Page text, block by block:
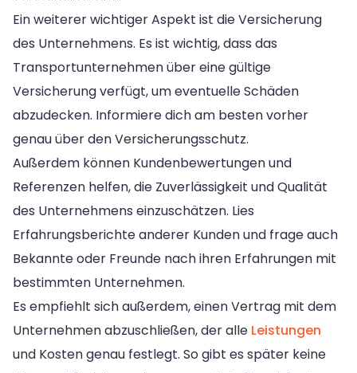
Ein weiterer wichtiger Aspekt ist die Versicherung
des Unternehmens. Es ist wichtig, dass das
Transportunternehmen über eine gültige
Versicherung verfügt, um eventuelle Schäden
abzudecken. Informiere dich am besten vorher
genau über den Versicherungsschutz.
Außerdem können Kundenbewertungen und
Referenzen helfen, die Zuverlässigkeit und Qualität
des Unternehmens einzuschätzen. Lies
Erfahrungsberichte anderer Kunden und frage auch
Bekannte oder Freunde nach ihren Erfahrungen mit
bestimmten Unternehmen.
Es empfiehlt sich außerdem, einen Vertrag mit dem
Unternehmen abzuschließen, der alle Leistungen
und Kosten genau festlegt. So gibt es später keine